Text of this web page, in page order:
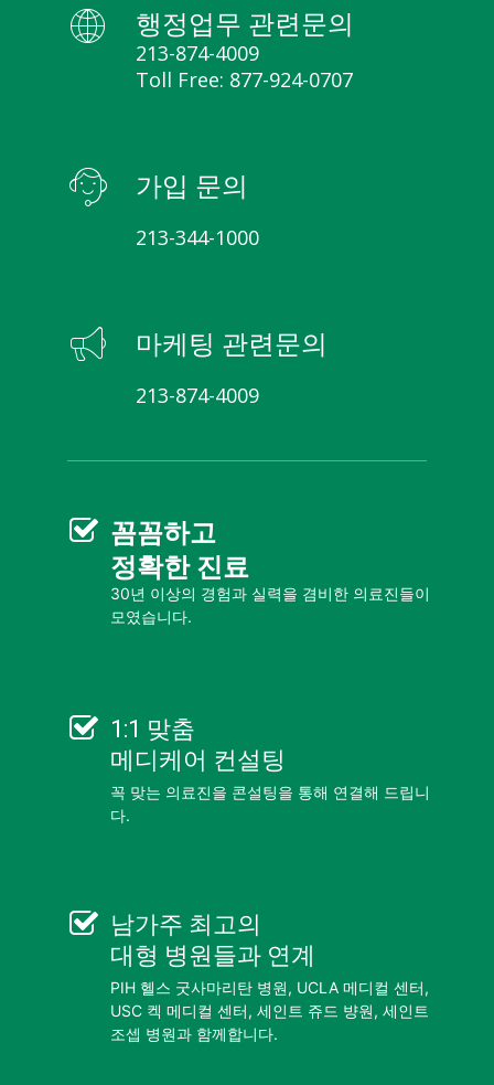
행정업무 관련문의
213-874-4009
Toll Free: 877-924-0707
가입 문의
213-344-1000
마케팅 관련문의
213-874-4009
꼼꼼하고
정확한 진료
30년 이상의 경험과 실력을 겸비한 의료진들이
모였습니다.
1:1 맞춤
메디케어 컨설팅
꼭 맞는 의료진을 콘설팅을 통해 연결해 드립니
다.
남가주 최고의
대형 병원들과 연계
PIH 헬스 굿사마리탄 병원, UCLA 메디컬 센터,
USC 켁 메디컬 센터, 세인트 쥬드 뱡원, 세인트
조셉 병원과 함께합니다.